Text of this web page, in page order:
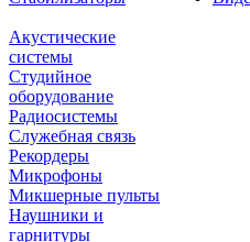
Акустические
системы
Студийное
оборудование
Радиосистемы
Служебная связь
Рекордеры
Микрофоны
Микшерные пульты
Наушники и
гарнитуры